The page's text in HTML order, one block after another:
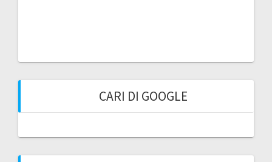
CARI DI GOOGLE